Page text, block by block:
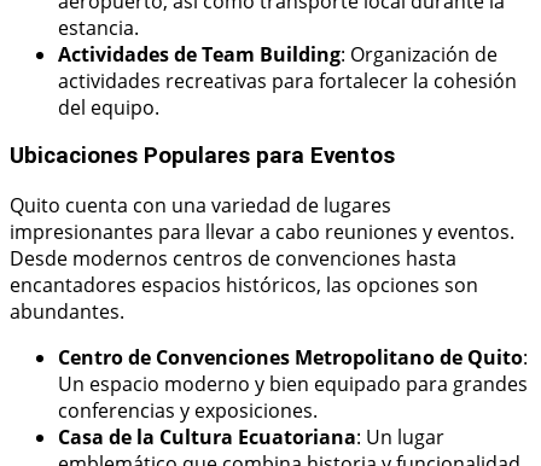
estancia.
Actividades de Team Building: Organización de
actividades recreativas para fortalecer la cohesión
del equipo.
Ubicaciones Populares para Eventos
Quito cuenta con una variedad de lugares
impresionantes para llevar a cabo reuniones y eventos.
Desde modernos centros de convenciones hasta
encantadores espacios históricos, las opciones son
abundantes.
Centro de Convenciones Metropolitano de Quito:
Un espacio moderno y bien equipado para grandes
conferencias y exposiciones.
Casa de la Cultura Ecuatoriana: Un lugar